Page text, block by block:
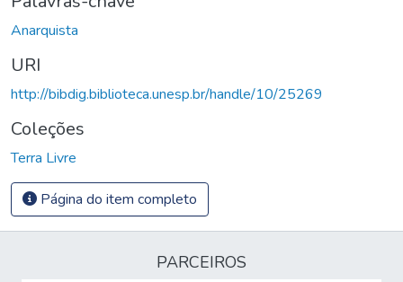
Anarquista
URI
http://bibdig.biblioteca.unesp.br/handle/10/25269
Coleções
Terra Livre
Página do item completo
PARCEIROS